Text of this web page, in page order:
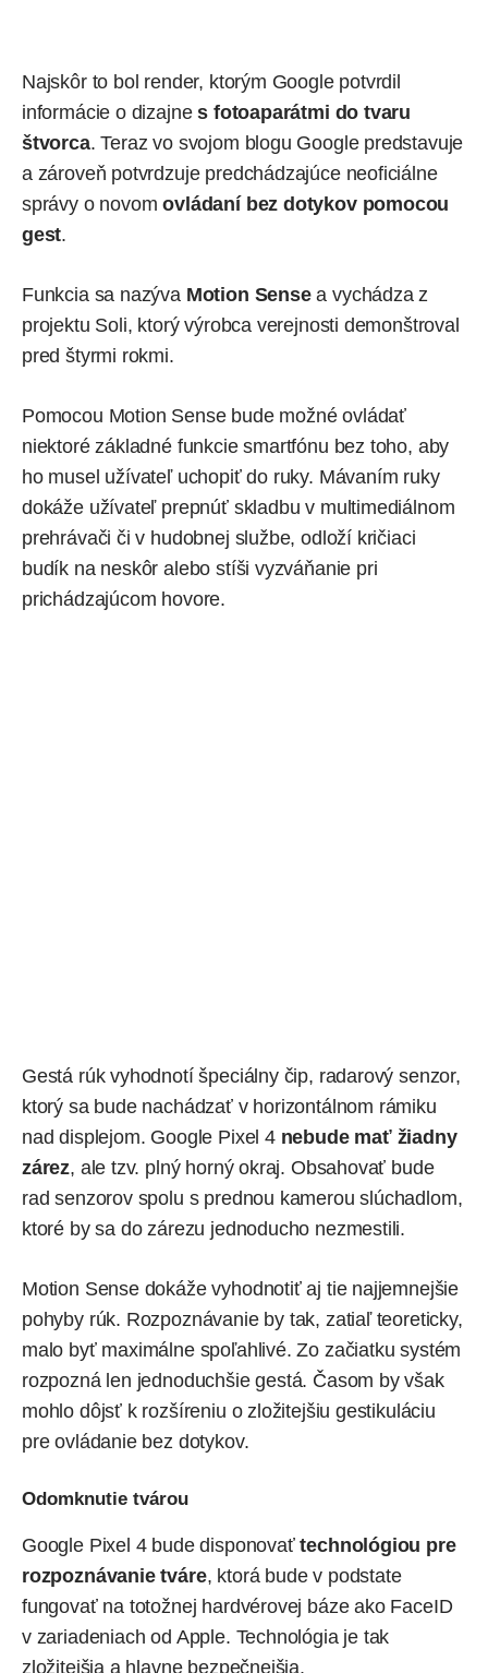
Najskôr to bol render, ktorým Google potvrdil
informácie o dizajnes fotoaparátmi do tvaru
štvorca. Terazvo svojom blogu Google predstavuje
a zároveň potvrdzuje predchádzajúce neoficiálne
správy o novomovládaní bez dotykov pomocou
gest.
Funkcia sa nazýva Motion Senseavychádza z
projektu Soli, ktorý výrobca verejnosti demonštroval
pred štyrmi rokmi.
Pomocou Motion Sense bude možné ovládať
niektoré základné funkcie smartfónu bez toho, aby
ho musel užívateľ uchopiť do ruky. Mávaním ruky
dokáže užívateľ prepnúť skladbu v multimediálnom
prehrávači či v hudobnej službe, odloží kričiaci
budík na neskôr alebo stíši vyzváňanie pri
prichádzajúcom hovore.
Gestá rúk vyhodnotí špeciálny čip, radarový senzor,
ktorý sa bude nachádzať v horizontálnom rámiku
nad displejom. Google Pixel 4 nebude mať žiadny
zárez, ale tzv. plný horný okraj. Obsahovať bude
rad senzorov spolu s prednou kamerou slúchadlom,
ktoré by sa do zárezu jednoducho nezmestili.
Motion Sense dokáže vyhodnotiť aj tie najjemnejšie
pohyby rúk. Rozpoznávanie by tak, zatiaľ teoreticky,
malo byť maximálne spoľahlivé. Zo začiatku systém
rozpozná len jednoduchšie gestá. Časom by však
mohlo dôjsť k rozšíreniu o zložitejšiu gestikuláciu
pre ovládanie bez dotykov.
Odomknutie tvárou
Google Pixel 4 bude disponovaťtechnológiou pre
rozpoznávanie tváre, ktorá bude v podstate
fungovať na totožnej hardvérovej báze ako FaceID
v zariadeniach od Apple. Technológia je tak
zložitejšia a hlavne bezpečnejšia.